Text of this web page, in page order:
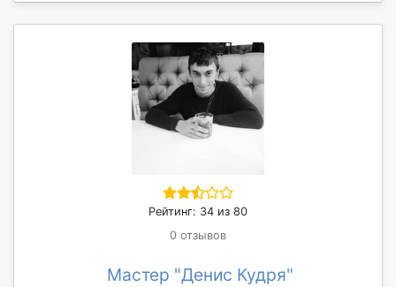
Рейтинг: 34 из 80
0 отзывов
Мастер "Денис Кудря"